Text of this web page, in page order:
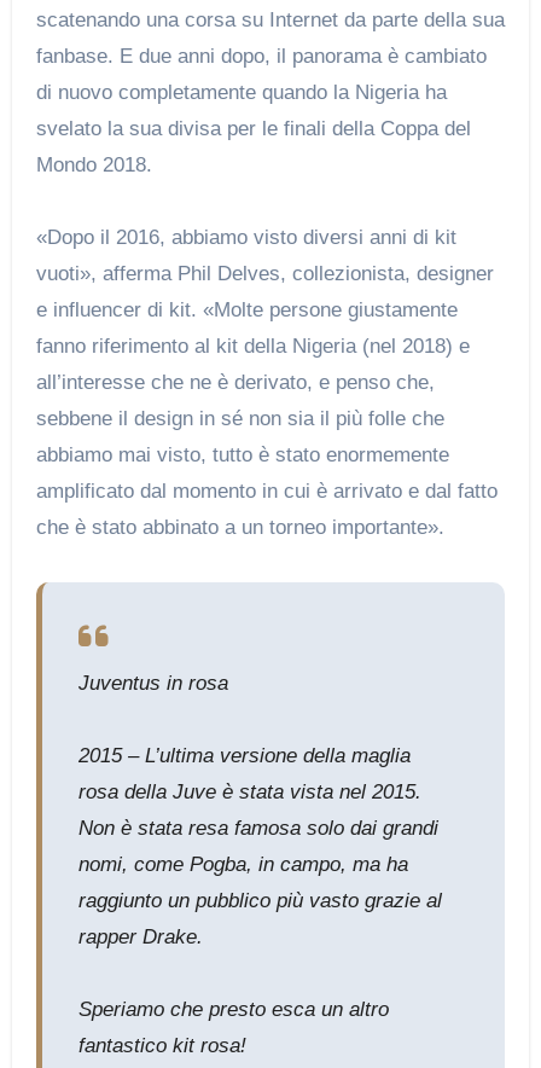
scatenando una corsa su Internet da parte della sua
fanbase. E due anni dopo, il panorama è cambiato
di nuovo completamente quando la Nigeria ha
svelato la sua divisa per le finali della Coppa del
Mondo 2018.
«Dopo il 2016, abbiamo visto diversi anni di kit
vuoti», afferma Phil Delves, collezionista, designer
e influencer di kit. «Molte persone giustamente
fanno riferimento al kit della Nigeria (nel 2018) e
all’interesse che ne è derivato, e penso che,
sebbene il design in sé non sia il più folle che
abbiamo mai visto, tutto è stato enormemente
amplificato dal momento in cui è arrivato e dal fatto
che è stato abbinato a un torneo importante».
Juventus in rosa
2015 – L’ultima versione della maglia
rosa della Juve è stata vista nel 2015.
Non è stata resa famosa solo dai grandi
nomi, come Pogba, in campo, ma ha
raggiunto un pubblico più vasto grazie al
rapper Drake.
Speriamo che presto esca un altro
fantastico kit rosa!